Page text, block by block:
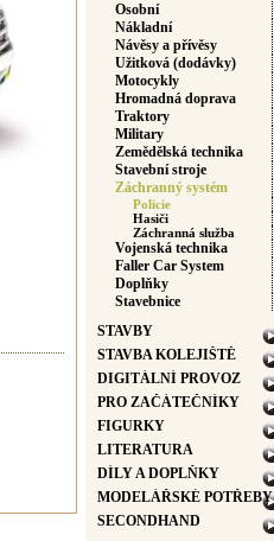
Osobní
Nákladní
Návěsy a přívěsy
Užitková (dodávky)
Motocykly
Hromadná doprava
Traktory
Military
Zemědělská technika
Stavební stroje
Záchranný systém
Policie
Hasiči
Záchranná služba
Vojenská technika
Faller Car System
Doplňky
Stavebnice
STAVBY
STAVBA KOLEJIŠTĚ
DIGITÁLNÍ PROVOZ
PRO ZAČÁTEČNÍKY
FIGURKY
LITERATURA
DÍLY A DOPLŇKY
MODELÁŘSKÉ POTŘEBY
SECONDHAND